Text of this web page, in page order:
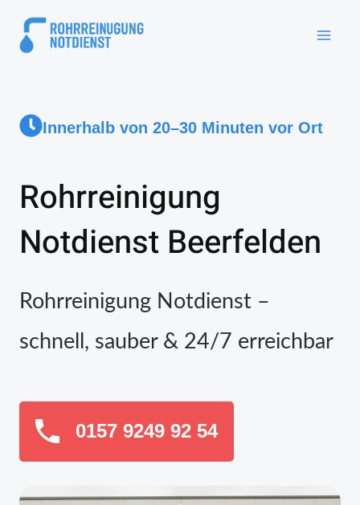
Innerhalb von 20–30 Minuten vor Ort
Rohrreinigung
Notdienst Beerfelden
Rohrreinigung Notdienst –
schnell, sauber & 24/7 erreichbar
0157 9249 92 54